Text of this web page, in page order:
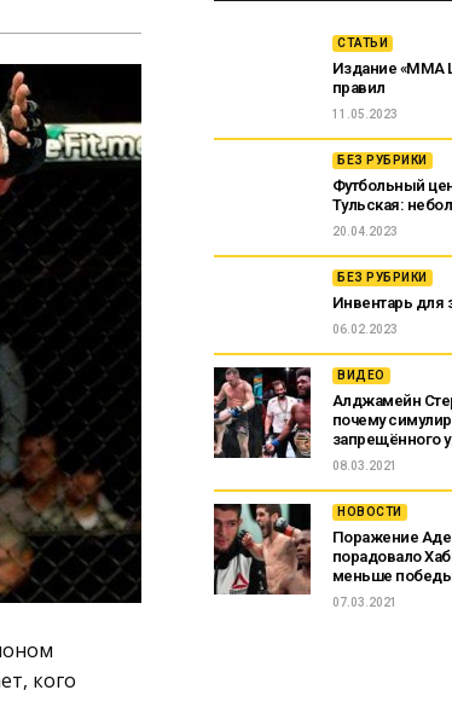
кого
СТАТЬИ
Издание «ММА
правил
11.05.2023
БЕЗ РУБРИКИ
Футбольный
Тульская:
20.04.2023
БЕЗ РУБРИКИ
Инвентарь для
06.02.2023
ВИДЕО
Алджамейн
почему
запрещённого
08.03.2021
НОВОСТИ
Поражение
порадовало
меньше
07.03.2021